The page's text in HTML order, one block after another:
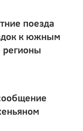
поезда
к южным
регионы